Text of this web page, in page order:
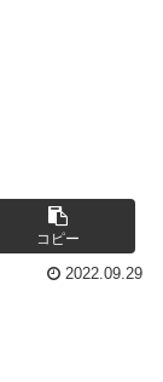
コピー
2022.09.29